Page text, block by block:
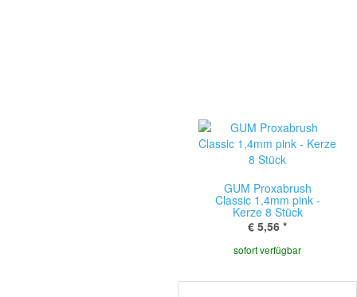
GUM Proxabrush
Classic 1,4mm pink -
Kerze 8 Stück
€ 5,56 *
sofort verfügbar